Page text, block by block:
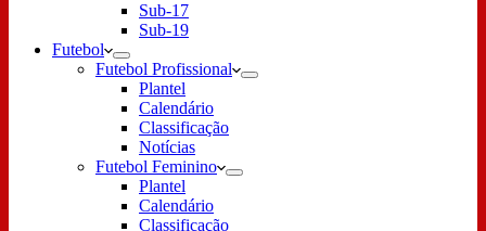
Sub-17
Sub-19
Futebol
Futebol Profissional
Plantel
Calendário
Classificação
Notícias
Futebol Feminino
Plantel
Calendário
Classificação